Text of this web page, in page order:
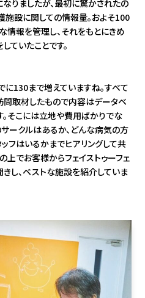
りましたが、最初に驚かされたの
施設に関しての情報量。およそ100
情報を管理し、それをもとにきめ
ていたことです。
に130まで増えていますね。すべて
問取材したもので内容はデータベ
。そこには立地や費用ばかりでな
ークルはあるか、どんな病気の方
フはいるかまでヒアリングして共
上でお客様からフェイストゥーフェ
し、ベストな施設を紹介していま